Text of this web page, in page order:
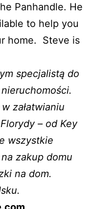
Panhandle. He
to help you
home. Steve is
specjalistą do
załatwianiu
– od Key
wszystkie
zakup domu
na dom.